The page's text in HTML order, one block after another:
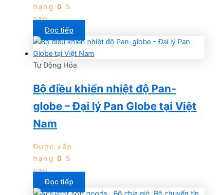
hạng 0 5
sao
Đọc tiếp
Tự Động Hóa
Bộ điều khiển nhiệt độ Pan-
globe – Đại lý Pan Globe tại Việt
Nam
Được xếp
hạng 0 5
sao
Đọc tiếp